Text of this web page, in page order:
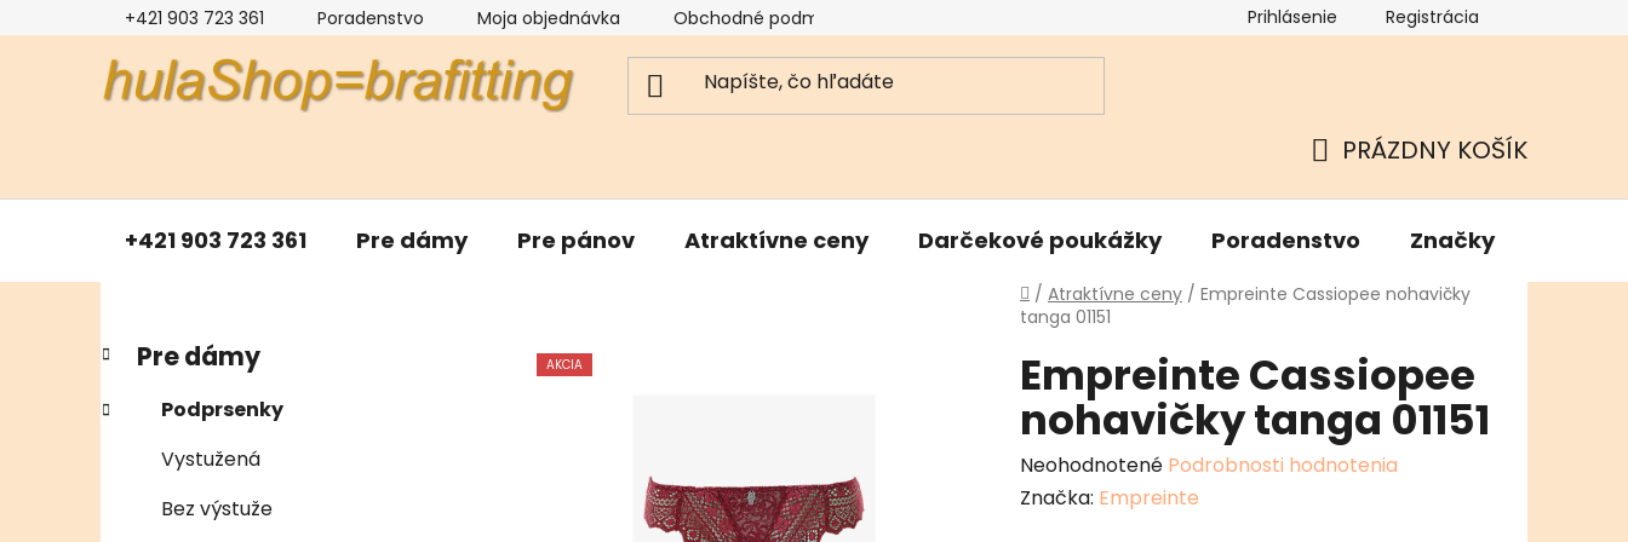
na
+421 903 723 361 Poradenstvo Moja objednávka Obchodné podmienky Podmienky ochrany osobných údajov
Prihlásenie Registrácia
KOŠÍK
PRÁZDNY KOŠÍK
+421 903 723 361 Pre dámy Pre pánov Atraktívne ceny Darčekové poukážky Poradenstvo Značky
Domov
/ Atraktívne ceny / Empreinte Cassiopee nohavičky
tanga 01151
B
o
č
Preskočiť
kategórie
K
a
e
Pre dámy
Podprsenky
Vystužená
Bez výstuže
Empreinte Cassiopee
nohavičky tanga 01151
Priemerné
hodnotenie
Neohodnotené Podrobnosti hodnotenia
Značka: Empreinte
AKCIA